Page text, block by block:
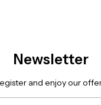
Newsletter
and enjoy our